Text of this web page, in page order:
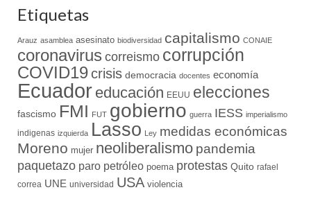
Etiquetas
Arauz asamblea asesinato biodiversidad capitalismo CONAIE
coronavirus correismo corrupción
COVID19crisis democracia docentes economía
Ecuador educación EEUU elecciones
fascismo FMI FUT gobierno guerra IESS imperialismo
indigenas izquierda Lasso Ley medidas económicas
Moreno mujer neoliberalismo pandemia
paquetazo paro petróleo poema protestas Quito rafael
correa UNE universidad USA violencia